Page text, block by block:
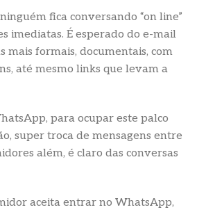
fica conversando “on line”
imediatas. É esperado do e-mail
mais formais, documentais, com
até mesmo links que levam a
para ocupar este palco
super troca de mensagens entre
além, é claro das conversas
aceita entrar no WhatsApp,